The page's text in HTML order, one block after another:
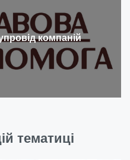
компаній
тематиці